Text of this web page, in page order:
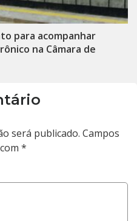
para acompanhar
na Câmara de
será publicado. Campos
*